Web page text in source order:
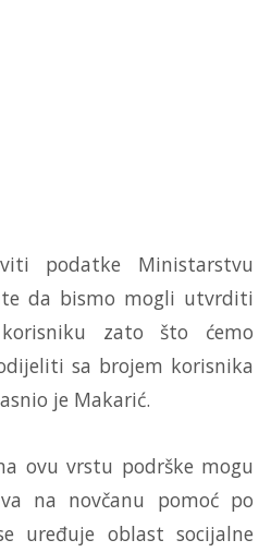
podatke Ministarstvu
da bismo mogli utvrditi
zato što ćemo
sa brojem korisnika
je Makarić.
ovu vrstu podrške mogu
na novčanu pomoć po
uređuje oblast socijalne